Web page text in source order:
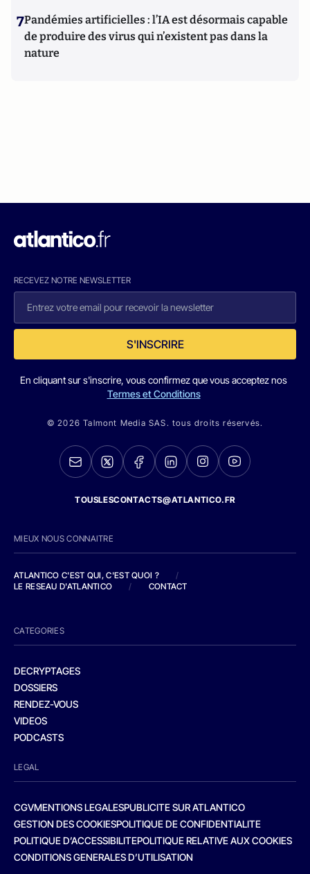
7Pandémies artificielles : l’IA est désormais capable
de produire des virus qui n’existent pas dans la
nature
RECEVEZ NOTRE NEWSLETTER
S'INSCRIRE
En cliquant sur s'inscrire, vous confirmez que vous acceptez nos
Termes et Conditions
© 2026 Talmont Media SAS. tous droits réservés.
TOUSLESCONTACTS@ATLANTICO.FR
MIEUX NOUS CONNAITRE
ATLANTICO C'EST QUI, C'EST QUOI ?
/
LE RESEAU D'ATLANTICO
/ CONTACT
CATEGORIES
DECRYPTAGES
DOSSIERS
RENDEZ-VOUS
VIDEOS
PODCASTS
LEGAL
CGVMENTIONS LEGALESPUBLICITE SUR ATLANTICO
GESTION DES COOKIESPOLITIQUE DE CONFIDENTIALITE
POLITIQUE D’ACCESSIBILITEPOLITIQUE RELATIVE AUX COOKIES
CONDITIONS GENERALES D’UTILISATION